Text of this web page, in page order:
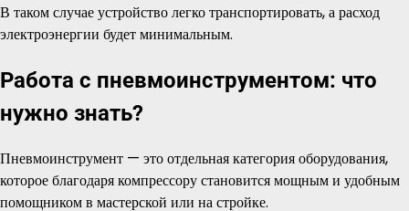
В таком случае устройство легко транспортировать, а расход
электроэнергии будет минимальным.
Работа с пневмоинструментом: что
нужно знать?
Пневмоинструмент — это отдельная категория оборудования,
которое благодаря компрессору становится мощным и удобным
помощником в мастерской или на стройке.